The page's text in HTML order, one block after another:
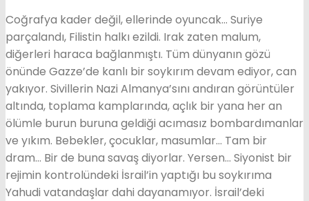
Coğrafya kader değil, ellerinde oyuncak… Suriye
parçalandı, Filistin halkı ezildi. Irak zaten malum,
diğerleri haraca bağlanmıştı. Tüm dünyanın gözü
önünde Gazze’de kanlı bir soykırım devam ediyor, can
yakıyor. Sivillerin Nazi Almanya’sını andıran görüntüler
altında, toplama kamplarında, açlık bir yana her an
ölümle burun buruna geldiği acımasız bombardımanlar
ve yıkım. Bebekler, çocuklar, masumlar… Tam bir
dram… Bir de buna savaş diyorlar. Yersen… Siyonist bir
rejimin kontrolündeki İsrail’in yaptığı bu soykırıma
Yahudi vatandaşlar dahi dayanamıyor. İsrail’deki